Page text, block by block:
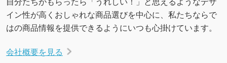
イン性が高くおしゃれな商品選びを中心に、私たちならで
はの商品情報を提供できるようにいつも心掛けています。
会社概要を見る